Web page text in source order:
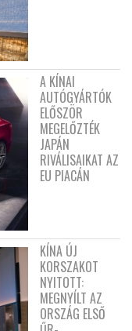
A KÍNAI
AUTÓGYÁRTÓK
ELŐSZÖR
MEGELŐZTÉK
JAPÁN
RIVÁLISAIKAT AZ
EU PIACÁN
KÍNA ÚJ
KORSZAKOT
NYITOTT:
MEGNYÍLT AZ
ORSZÁG ELSŐ